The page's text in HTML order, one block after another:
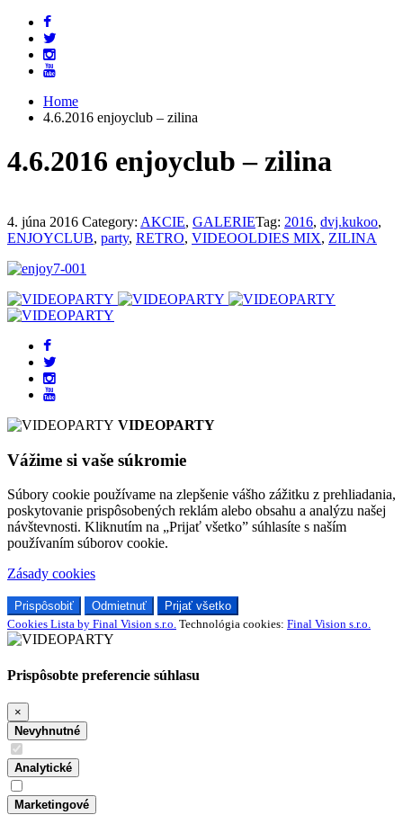
Home
4.6.2016 enjoyclub – zilina
4.6.2016 enjoyclub – zilina
4. júna 2016 Category: AKCIE, GALERIETag: 2016, dvj.kukoo,
ENJOYCLUB, party, RETRO, VIDEOOLDIES MIX, ZILINA
VIDEOPARTY
Vážime si vaše súkromie
Súbory cookie používame na zlepšenie vášho zážitku z prehliadania,
poskytovanie prispôsobených reklám alebo obsahu a analýzu našej
návštevnosti. Kliknutím na „Prijať všetko” súhlasíte s naším
používaním súborov cookie.
Zásady cookies
Prispôsobiť Odmietnuť
Prijať všetko
Cookies Lista by Final Vision s.r.o. Technológia cookies: Final Vision s.r.o.
Prispôsobte preferencie súhlasu
×
Nevyhnutné
Analytické
Marketingové